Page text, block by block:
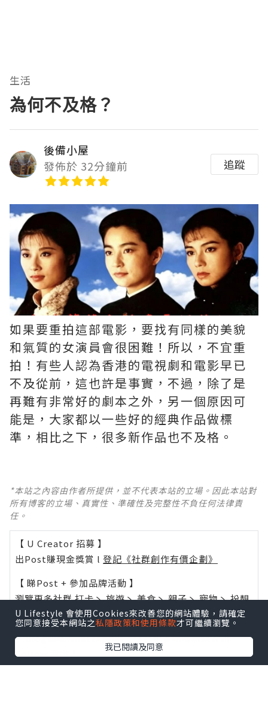
生活
為何不及格？
後備小屋
發佈於 32分鐘前
追蹤
如果要重拍這部電影，要找有同樣的美貌
和氣質的女演員會很困難！所以，不宜重
拍！有些人認為香港的電視劇和電影早已
不及從前，這也許是事實，不過，除了是
再難有非常好的劇本之外，另一個原因可
能是，大家都以一些好的經典作品做標
準，相比之下，很多新作品也不及格。 ​​​
*本站之內容由作者所提供，並不代表本站的立場。因此本站對
所有博客的立場、真實性、準確性及完整性不負任何法律責
任。
【 U Creator 招募 】
出Post賺現金獎賞 l 登記《社群創作有價企劃》
【 睇Post + 參加品牌活動 】
瀏覽更多社群打卡丶旅遊丶美食丶親子丶寵物丶扮靚
攻略及活動情報
U Blog開咗WhatsApp啦！發掘更多吃喝玩樂資訊！
Follow 我哋！
U Lifestyle 會使用Cookies來改善您的網站體驗，請確定
您同意接受本網站之私隱政策和使用條款才可繼續瀏覽。
我已閱讀及同意